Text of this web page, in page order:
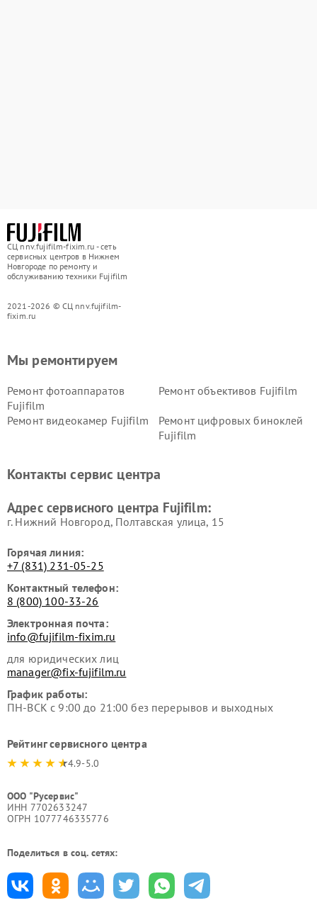
СЦ nnv.fujifilm-fixim.ru - сеть
сервисных центров в Нижнем
Новгороде по ремонту и
обслуживанию техники Fujifilm
2021-2026 © СЦ nnv.fujifilm-
fixim.ru
Мы ремонтируем
Ремонт фотоаппаратов
Fujifilm
Ремонт объективов Fujifilm
Ремонт видеокамер Fujifilm
Ремонт цифровых биноклей
Fujifilm
Контакты сервис центра
Адрес сервисного центра Fujifilm:
г. Нижний Новгород, Полтавская улица, 15
Горячая линия:
+7 (831) 231-05-25
Контактный телефон:
8 (800) 100-33-26
Электронная почта:
info@fujifilm-fixim.ru
для юридических лиц
manager@fix-fujifilm.ru
График работы:
ПН-ВСК с 9:00 до 21:00 без перерывов и выходных
Рейтинг сервисного центра
4.9-5.0
ООО "Русервис"
ИНН 7702633247
ОГРН 1077746335776
Поделиться в соц. сетях: